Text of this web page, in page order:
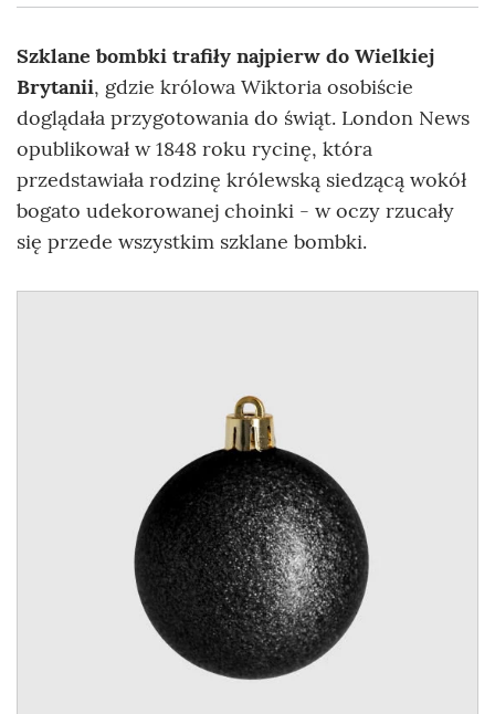
Szklane bombki trafiły najpierw do Wielkiej
Brytanii, gdzie królowa Wiktoria osobiście
doglądała przygotowania do świąt. London News
opublikował w 1848 roku rycinę, która
przedstawiała rodzinę królewską siedzącą wokół
bogato udekorowanej choinki - w oczy rzucały
się przede wszystkim szklane bombki.